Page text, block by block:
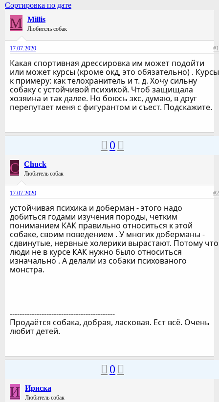
Сортировка по дате
M Millis
Любитель собак
17.07.2020 #1
Какая спортивная дрессировка им может подойти
или может курсы (кроме окд, это обязательно) . Курсы
к примеру: как телохранитель и т. д. Хочу сильну
собаку с устойчивой психикой. Чтоб защищала
хозяина и так далее. Но боюсь зкс, думаю, в друг
перепутает меня с фигурантом и съест. Подскажите.
0
C Chuck
Любитель собак
17.07.2020 #2
устойчивая психика и доберман - этого надо
добиться годами изучения породы, четким
пониманием КАК правильно относиться к этой
собаке, своим поведением . У многих доберманы -
сдвинутые, нервные холерики вырастают. Потому что
люди не в курсе КАК нужно было относиться
изначально . А делали из собаки психованого
монстра.
-------------------------------------------
Продаётся собака, добрая, ласковая. Ест всё. Очень
любит детей.
0
И Ириска
Любитель собак